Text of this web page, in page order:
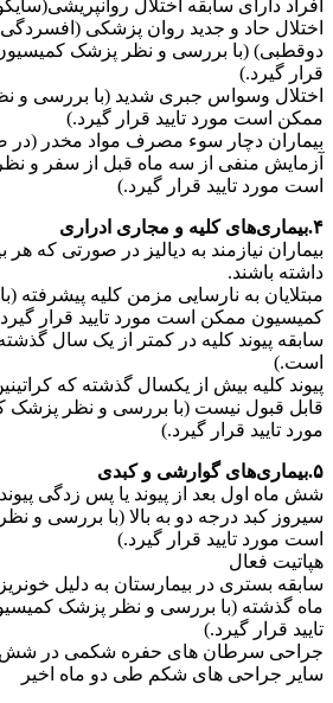
افراد دارای سابقه اختلال
اختلال حاد و جدید روان پزشکی
دوقطبی) (با بررسی و نظر پزشک
قرار گیرد.)
اختلال وسواس جبری شدید (با بررسی و
ممکن است مورد تایید قرار گیرد.)
بیماران دچار سوء مصرف مواد مخدر
آزمایش منفی از سه ماه قبل از سفر و
است مورد تایید قرار گیرد.)
۴.بیماری‌های کلیه و مجاری ادراری
بیماران نیازمند به دیالیز در صورتی که
داشته باشند.
مبتلایان به نارسایی مزمن کلیه
کمیسیون ممکن است مورد تایید قرار
سابقه پیوند کلیه در کمتر از یک سال
است.)
پیوند کلیه بیش از یک­سال گذشته که
قابل قبول نیست (با بررسی و نظر
مورد تایید قرار گیرد.)
۵.بیماری­‌های گوارشی و کبدی
شش ماه اول بعد از پیوند یا پس زدگی
سیروز کبد درجه دو به بالا (با بررسی و
است مورد تایید قرار گیرد.)
هپاتیت فعال
سابقه بستری در بیمارستان به دلیل
ماه گذشته (با بررسی و نظر پزشک
تایید قرار گیرد.)
جراحی سرطان های حفره شکمی در شش
سایر جراحی های شکم طی دو ماه اخیر